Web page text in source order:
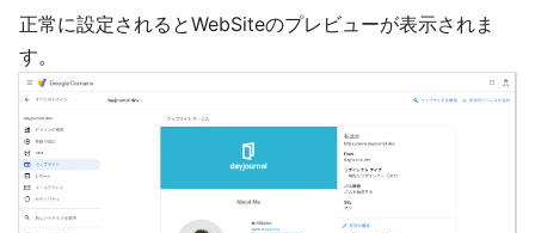
正常に設定されるとWebSiteのプレビューが表示されま
す。